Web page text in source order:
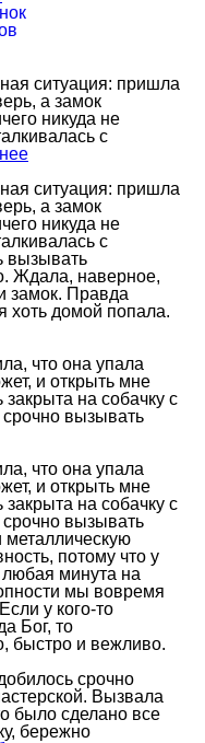
ситуация: пришла
а замок
никуда не
с
ситуация: пришла
а замок
никуда не
с
вызывать
Ждала, наверное,
замок. Правда
хоть домой попала.
что она упала
и открыть мне
на собачку с
вызывать
что она упала
и открыть мне
на собачку с
вызывать
металлическую
потому что у
любая минута на
мы вовремя
у кого-то
Бог, то
быстро и вежливо.
срочно
Вызвала
было сделано все
бережно